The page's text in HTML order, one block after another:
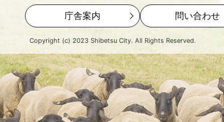
庁舎案内 問い合わせ
Copyright (c) 2023 Shibetsu City. All Rights Reserved.